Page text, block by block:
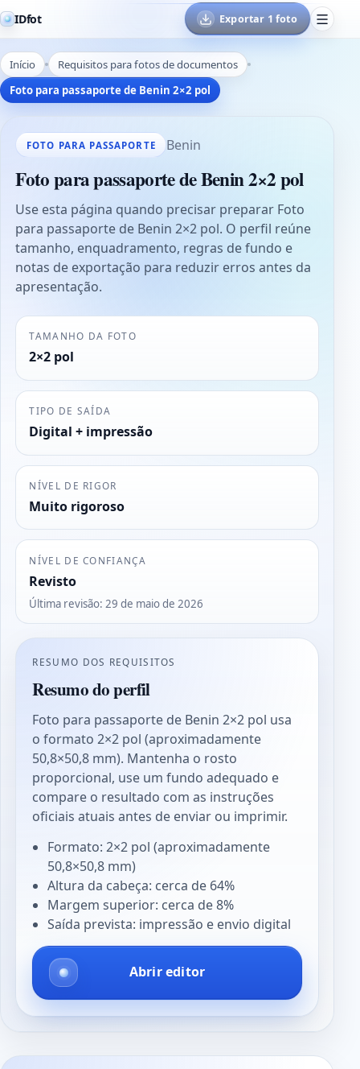
IDfot Exportar 1 foto
Início
Requisitos para fotos de documentos
Foto para passaporte de Benin 2×2 pol
FOTO PARA PASSAPORTE Benin
Foto para passaporte de Benin 2×2 pol
Use esta página quando precisar preparar Foto
para passaporte de Benin 2×2 pol. O perfil reúne
tamanho, enquadramento, regras de fundo e
notas de exportação para reduzir erros antes da
apresentação.
TAMANHO DA FOTO
2×2 pol
TIPO DE SAÍDA
Digital + impressão
NÍVEL DE RIGOR
Muito rigoroso
NÍVEL DE CONFIANÇA
Revisto
Última revisão:29 de maio de 2026
RESUMO DOS REQUISITOS
Resumo do perfil
Foto para passaporte de Benin 2×2 pol usa
o formato 2×2 pol (aproximadamente
50,8×50,8 mm). Mantenha o rosto
proporcional, use um fundo adequado e
compare o resultado com as instruções
oficiais atuais antes de enviar ou imprimir.
Formato: 2×2 pol (aproximadamente
50,8×50,8 mm)
Altura da cabeça: cerca de 64%
Margem superior: cerca de 8%
Saída prevista: impressão e envio digital
Abrir editor